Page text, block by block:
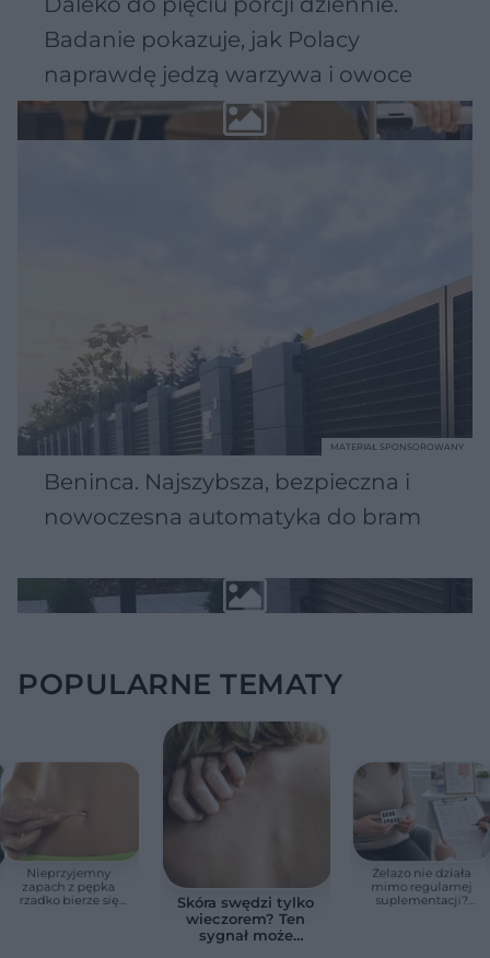
Badanie pokazuje, jak Polacy
naprawdę jedzą warzywa i owoce
Beninca. Najszybsza, bezpieczna i
nowoczesna automatyka do bram
MATERIAŁ SPONSOROWANY
POPULARNE TEMATY
Nieprzyjemny
zapach z pępka
rzadko bierze się
Skóra swędzi tylko
wieczorem? Ten
sygnał może
Żelazo nie działa
mimo regularnej
suplementacji?